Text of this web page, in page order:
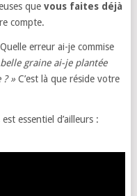
que vous faites déjà
compte.
erreur ai-je commise
graine ai-je plantée
»C’est là que réside votre
essentiel d’ailleurs :